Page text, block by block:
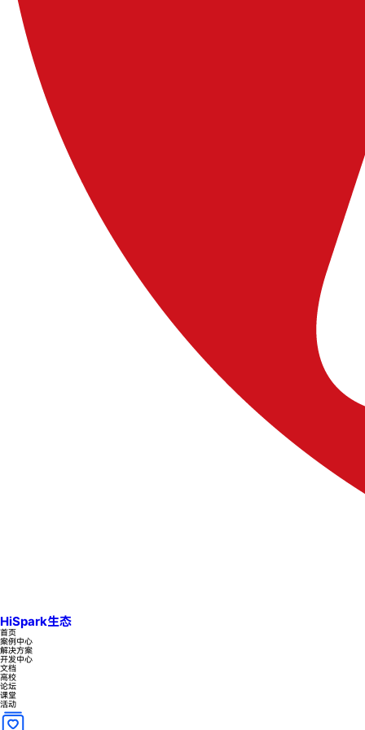
HiSpark生态
首页
案例中心
解决方案
开发中心
文档
高校
论坛
课堂
活动